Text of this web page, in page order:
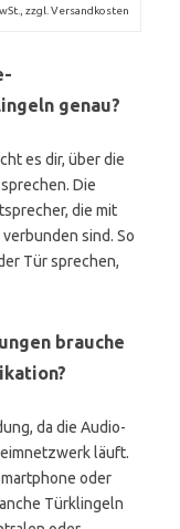
zzgl. Versandkosten
genau?
es dir, über die
Die
die mit
sind. So
Tür sprechen,
brauche
da die Audio-
läuft.
oder
Türklingeln